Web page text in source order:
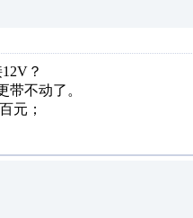
？
带不动了。
元；